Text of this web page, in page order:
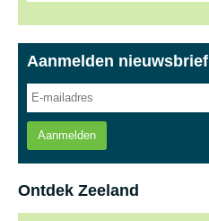
Aanmelden nieuwsbrief
Aanmelden
Ontdek Zeeland